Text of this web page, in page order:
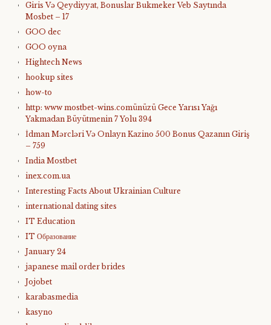
Giris Və Qeydiyyat, Bonuslar Bukmeker Veb Saytında
Mosbet – 17
GOO dec
GOO oyna
Hightech News
hookup sites
how-to
http: www mostbet-wins.comünüzü Gece Yarısı Yağı
Yakmadan Büyütmenin 7 Yolu 394
İdman Mərcləri Və Onlayn Kazino 500 Bonus Qazanın Giriş
– 759
India Mostbet
inex.com.ua
Interesting Facts About Ukrainian Culture
international dating sites
IT Education
IT Образование
January 24
japanese mail order brides
Jojobet
karabasmedia
kasyno